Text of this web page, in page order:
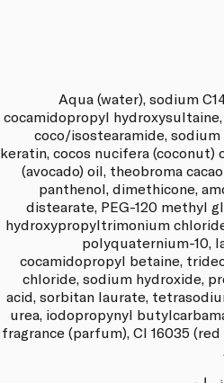
Aqua (water), sodium
cocamidopropyl
coco/isostearamide,
keratin, cocos nucifera (coconut)
(avocado) oil, theobroma
panthenol, dimethicone,
distearate, PEG-120 methyl
hydroxypropyltrimonium
polyquaternium-10,
cocamidopropyl betaine,
chloride, sodium hydroxide,
acid, sorbitan laurate,
urea, iodopropynyl
fragrance (parfum), CI 16035 (red